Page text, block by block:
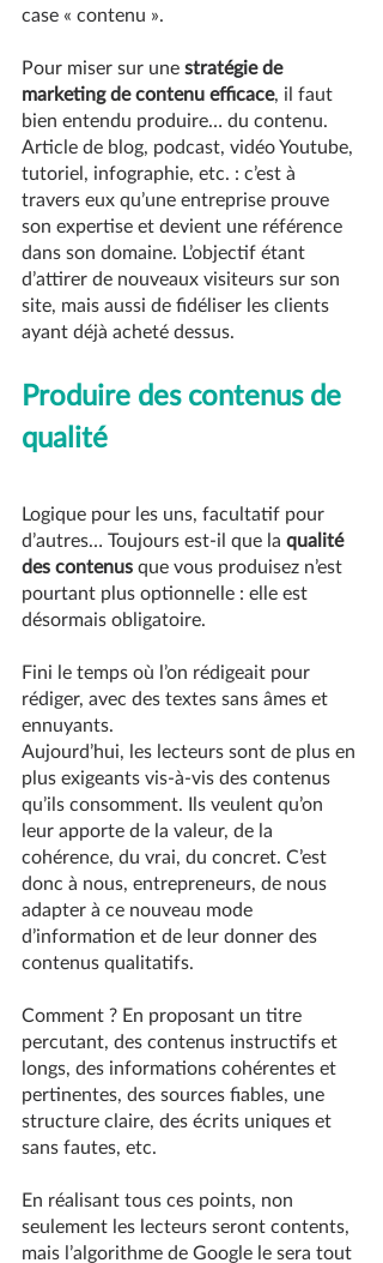
case « contenu ».
Pour miser sur une stratégie de
marketing de contenu efficace, il faut
bien entendu produire… du contenu.
Article de blog, podcast, vidéo Youtube,
tutoriel, infographie, etc. : c’est à
travers eux qu’une entreprise prouve
son expertise et devient une référence
dans son domaine. L’objectif étant
d’attirer de nouveaux visiteurs sur son
site, mais aussi de fidéliser les clients
ayant déjà acheté dessus.
Produire des contenus de
qualité
Logique pour les uns, facultatif pour
d’autres… Toujours est-il que la qualité
des contenus que vous produisez n’est
pourtant plus optionnelle : elle est
désormais obligatoire.
Fini le temps où l’on rédigeait pour
rédiger, avec des textes sans âmes et
ennuyants.
Aujourd’hui, les lecteurs sont de plus en
plus exigeants vis-à-vis des contenus
qu’ils consomment. Ils veulent qu’on
leur apporte de la valeur, de la
cohérence, du vrai, du concret. C’est
donc à nous, entrepreneurs, de nous
adapter à ce nouveau mode
d’information et de leur donner des
contenus qualitatifs.
Comment ? En proposant un titre
percutant, des contenus instructifs et
longs, des informations cohérentes et
pertinentes, des sources fiables, une
structure claire, des écrits uniques et
sans fautes, etc.
En réalisant tous ces points, non
seulement les lecteurs seront contents,
mais l’algorithme de Google le sera tout